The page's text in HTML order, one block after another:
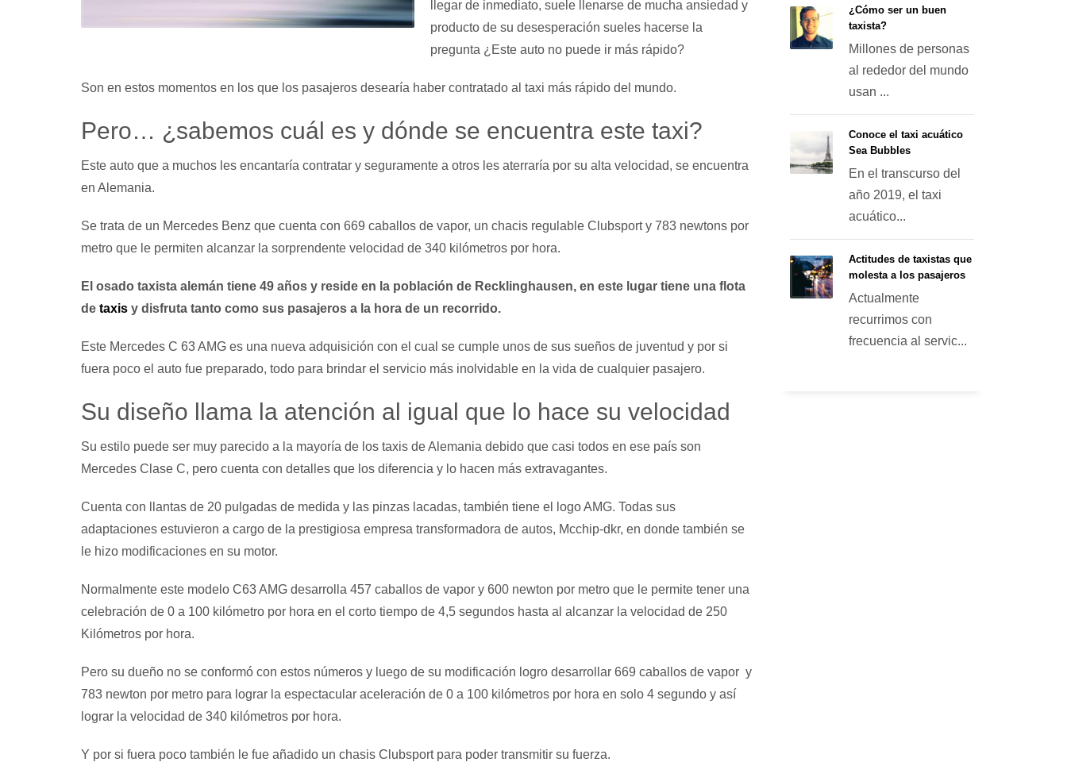
llegar de inmediato, suele llenarse de mucha ansiedad y
producto de su desesperación sueles hacerse la
pregunta ¿Este auto no puede ir más rápido?
Son en estos momentos en los que los pasajeros desearía haber contratado al taxi más rápido del mundo.
Pero… ¿sabemos cuál es y dónde se encuentra este taxi?
Este auto que a muchos les encantaría contratar y seguramente a otros les aterraría por su alta velocidad, se encuentra
en Alemania.
Se trata de un Mercedes Benz que cuenta con 669 caballos de vapor, un chacis regulable Clubsport y 783 newtons por
metro que le permiten alcanzar la sorprendente velocidad de 340 kilómetros por hora.
El osado taxista alemán tiene 49 años y reside en la población de Recklinghausen, en este lugar tiene una flota
de taxis y disfruta tanto como sus pasajeros a la hora de un recorrido.
Este Mercedes C 63 AMG es una nueva adquisición con el cual se cumple unos de sus sueños de juventud y por si
fuera poco el auto fue preparado, todo para brindar el servicio más inolvidable en la vida de cualquier pasajero.
Su diseño llama la atención al igual que lo hace su velocidad
Su estilo puede ser muy parecido a la mayoría de los taxis de Alemania debido que casi todos en ese país son
Mercedes Clase C, pero cuenta con detalles que los diferencia y lo hacen más extravagantes.
Cuenta con llantas de 20 pulgadas de medida y las pinzas lacadas, también tiene el logo AMG. Todas sus
adaptaciones estuvieron a cargo de la prestigiosa empresa transformadora de autos, Mcchip-dkr, en donde también se
le hizo modificaciones en su motor.
Normalmente este modelo C63 AMG desarrolla 457 caballos de vapor y 600 newton por metro que le permite tener una
celebración de 0 a 100 kilómetro por hora en el corto tiempo de 4,5 segundos hasta al alcanzar la velocidad de 250
Kilómetros por hora.
Pero su dueño no se conformó con estos números y luego de su modificación logro desarrollar 669 caballos de vapor y
783 newton por metro para lograr la espectacular aceleración de 0 a 100 kilómetros por hora en solo 4 segundo y así
lograr la velocidad de 340 kilómetros por hora.
Y por si fuera poco también le fue añadido un chasis Clubsport para poder transmitir su fuerza.
¿Cómo ser un buen
taxista?
Millones de personas
al rededor del mundo
usan ...
Conoce el taxi acuático
Sea Bubbles
En el transcurso del
año 2019, el taxi
acuático...
Actitudes de taxistas que
molesta a los pasajeros
Actualmente
recurrimos con
frecuencia al servic...